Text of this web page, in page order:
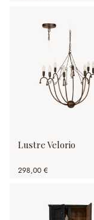
Lustre Velorio
298,00 €